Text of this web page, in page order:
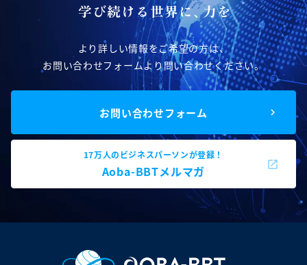
より詳しい情報をご希望の方は、
お問い合わせフォームより問い合わせください。
お問い合わせフォーム
17万人のビジネスパーソンが登録！
Aoba-BBTメルマガ